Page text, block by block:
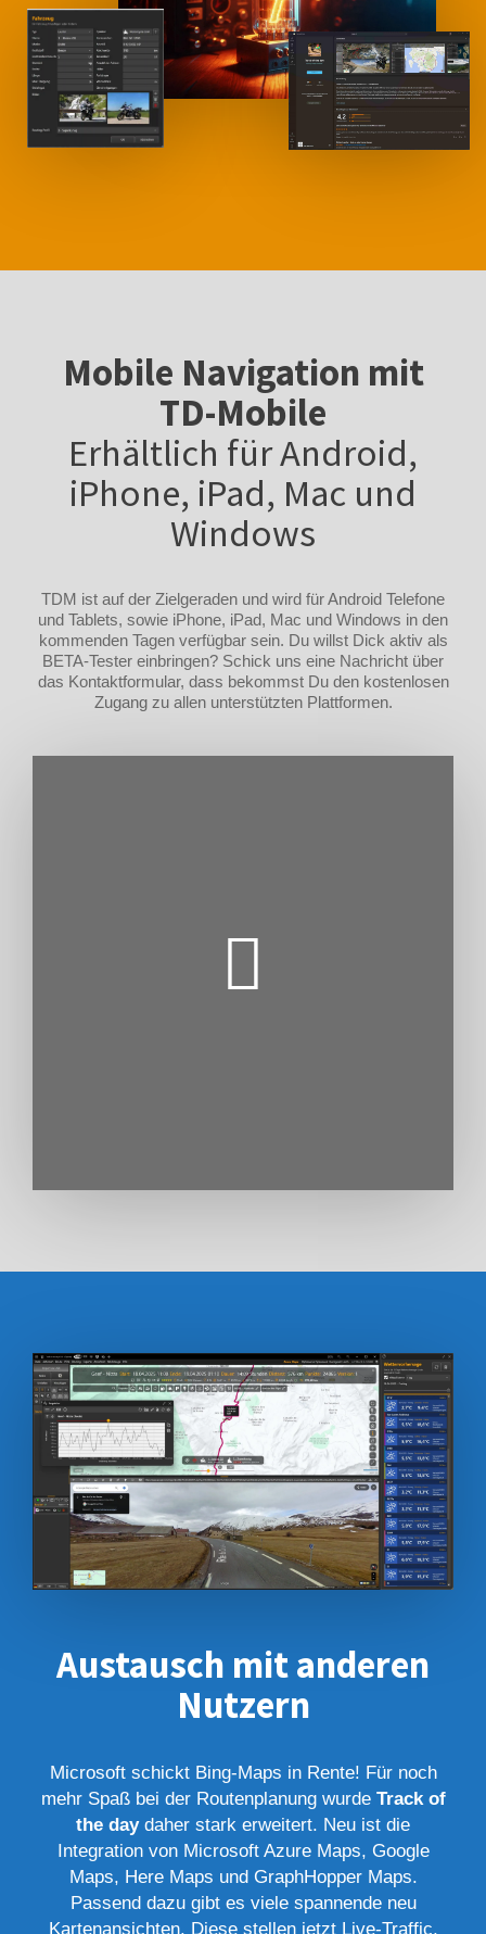
Mobile Navigation mit
TD-Mobile
Erhältlich für Android,
iPhone, iPad, Mac und
Windows
TDM ist auf der Zielgeraden und wird für Android Telefone
und Tablets, sowie iPhone, iPad, Mac und Windows in den
kommenden Tagen verfügbar sein. Du willst Dick aktiv als
BETA-Tester einbringen? Schick uns eine Nachricht über
das Kontaktformular, dass bekommst Du den kostenlosen
Zugang zu allen unterstützten Plattformen.
Austausch mit anderen
Nutzern
Microsoft schickt Bing-Maps in Rente! Für noch
mehr Spaß bei der Routenplanung wurde Track of
the daydaher stark erweitert. Neu ist die
Integration von Microsoft Azure Maps, Google
Maps, Here Maps und GraphHopper Maps.
Passend dazu gibt es viele spannende neu
Kartenansichten. Diese stellen jetzt Live-Traffic,